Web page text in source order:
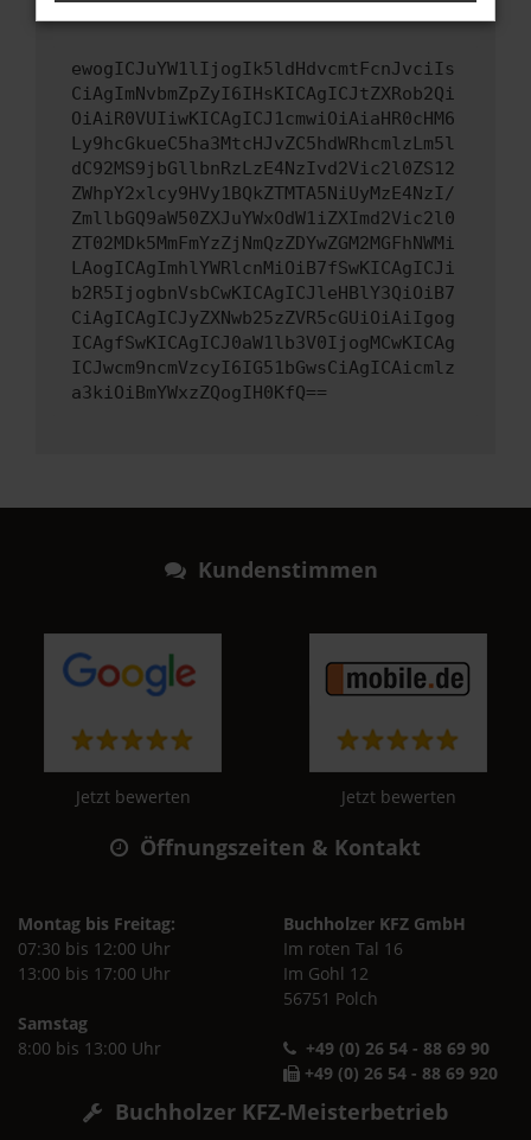
ewogICJuYW1lIjogIk5ldHdvcmtFcnJvciIs
CiAgImNvbmZpZyI6IHsKICAgICJtZXRob2Qi
OiAiR0VUIiwKICAgICJ1cmwiOiAiaHR0cHM6
Ly9hcGkueC5ha3MtcHJvZC5hdWRhcmlzLm5l
dC92MS9jbGllbnRzLzE4NzIvd2Vic2l0ZS12
ZWhpY2xlcy9HVy1BQkZTMTA5NiUyMzE4NzI/
ZmllbGQ9aW50ZXJuYWxOdW1iZXImd2Vic2l0
ZT02MDk5MmFmYzZjNmQzZDYwZGM2MGFhNWMi
LAogICAgImhlYWRlcnMiOiB7fSwKICAgICJi
b2R5IjogbnVsbCwKICAgICJleHBlY3QiOiB7
CiAgICAgICJyZXNwb25zZVR5cGUiOiAiIgog
ICAgfSwKICAgICJ0aW1lb3V0IjogMCwKICAg
ICJwcm9ncmVzcyI6IG51bGwsCiAgICAicmlz
a3kiOiBmYWxzZQogIH0KfQ==
Kundenstimmen
Jetzt bewerten Jetzt bewerten
Öffnungszeiten & Kontakt
Montag bis Freitag:
07:30 bis 12:00 Uhr
13:00 bis 17:00 Uhr
Samstag
8:00 bis 13:00 Uhr
Buchholzer KFZ GmbH
Im roten Tal 16
Im Gohl 12
56751 Polch
+49 (0) 26 54 - 88 69 90
+49 (0) 26 54 - 88 69 920
Buchholzer KFZ-Meisterbetrieb